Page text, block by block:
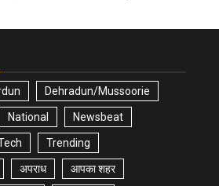
Dehradun/Mussoorie
National Newsbeat
Trending
अपराध आपका शहर